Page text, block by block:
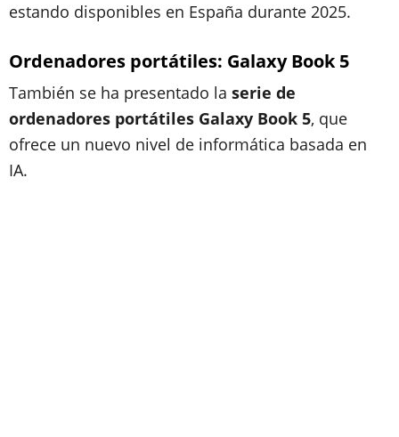
estando disponibles en España durante 2025.
Ordenadores portátiles: Galaxy Book 5
También se ha presentado la serie de
ordenadores portátiles Galaxy Book 5, que
ofrece un nuevo nivel de informática basada en
IA.